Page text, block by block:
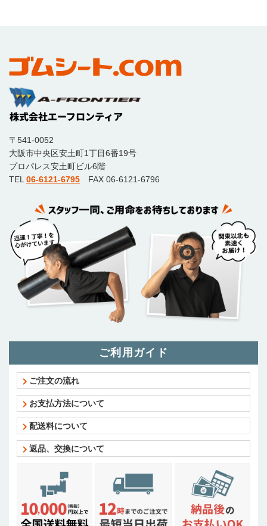
〒541-0052
大阪市中央区安土町1丁目6番19号
プロパレス安土町ビル6階
TEL 06-6121-6795 FAX 06-6121-6796
ご利用ガイド
ご注文の流れ
お支払方法について
配送料について
返品、交換について